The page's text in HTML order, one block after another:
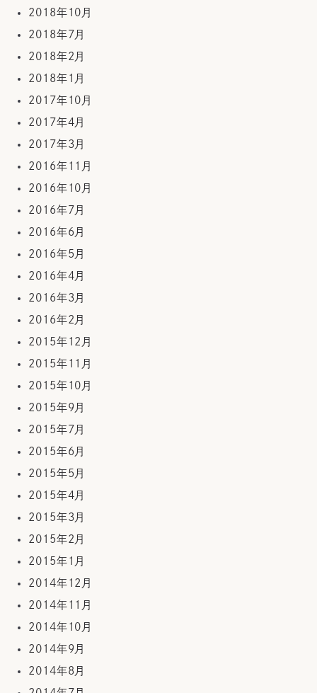
2018年10月
2018年7月
2018年2月
2018年1月
2017年10月
2017年4月
2017年3月
2016年11月
2016年10月
2016年7月
2016年6月
2016年5月
2016年4月
2016年3月
2016年2月
2015年12月
2015年11月
2015年10月
2015年9月
2015年7月
2015年6月
2015年5月
2015年4月
2015年3月
2015年2月
2015年1月
2014年12月
2014年11月
2014年10月
2014年9月
2014年8月